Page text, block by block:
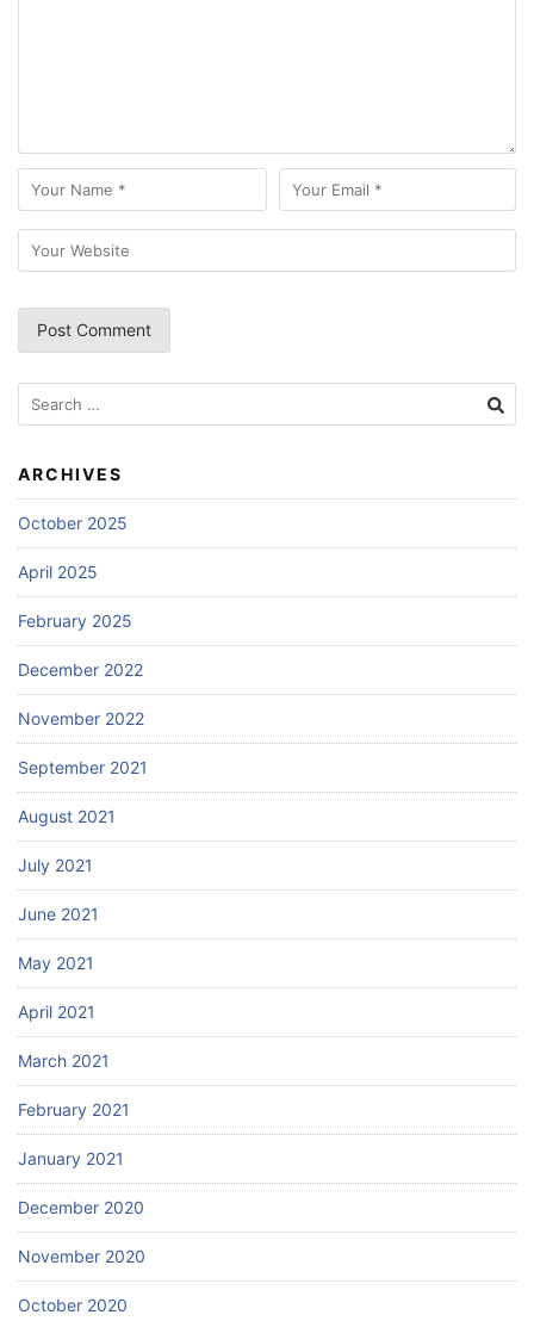
Search
for:
ARCHIVES
October 2025
April 2025
February 2025
December 2022
November 2022
September 2021
August 2021
July 2021
June 2021
May 2021
April 2021
March 2021
February 2021
January 2021
December 2020
November 2020
October 2020